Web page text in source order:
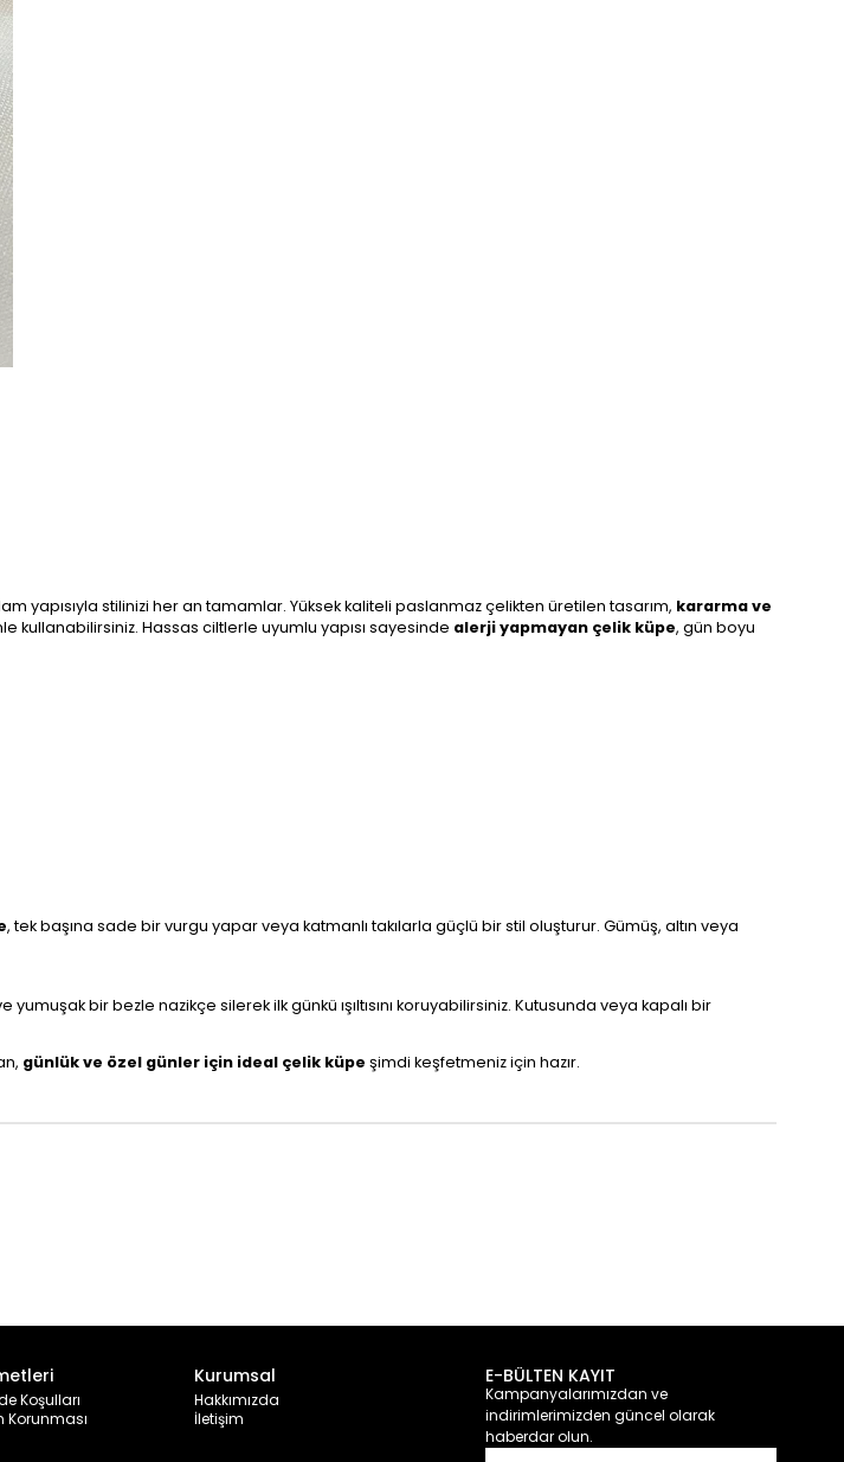
yapısıyla stilinizi her an tamamlar. Yüksek kaliteli paslanmaz çelikten üretilen tasarım, kararma ve
Hassas ciltlerle uyumlu yapısı sayesinde alerji yapmayan çelik küpe, gün boyu
, tek başına sade bir vurgu yapar veya katmanlı takılarla güçlü bir stil oluşturur. Gümüş, altın veya
ve yumuşak bir bezle nazikçe silerek ilk günkü ışıltısını koruyabilirsiniz. Kutusunda veya kapalı bir
günlük ve özel günler için ideal çelik küpe şimdi keşfetmeniz için hazır.
Koşulları
Korunması
Kurumsal
Hakkımızda
İletişim
E-BÜLTEN KAYIT
Kampanyalarımızdan ve
indirimlerimizden güncel olarak
haberdar olun.